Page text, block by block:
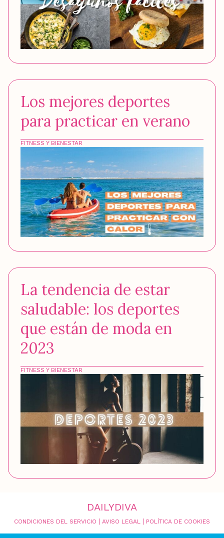
FITNESS Y BIENESTAR
Los mejores deportes
para practicar en verano
FITNESS Y BIENESTAR
La tendencia de estar
saludable: los deportes
que están de moda en
2023
DAILYDIVA
CONDICIONES DEL SERVICIO AVISO LEGAL POLÍTICA DE COOKIES